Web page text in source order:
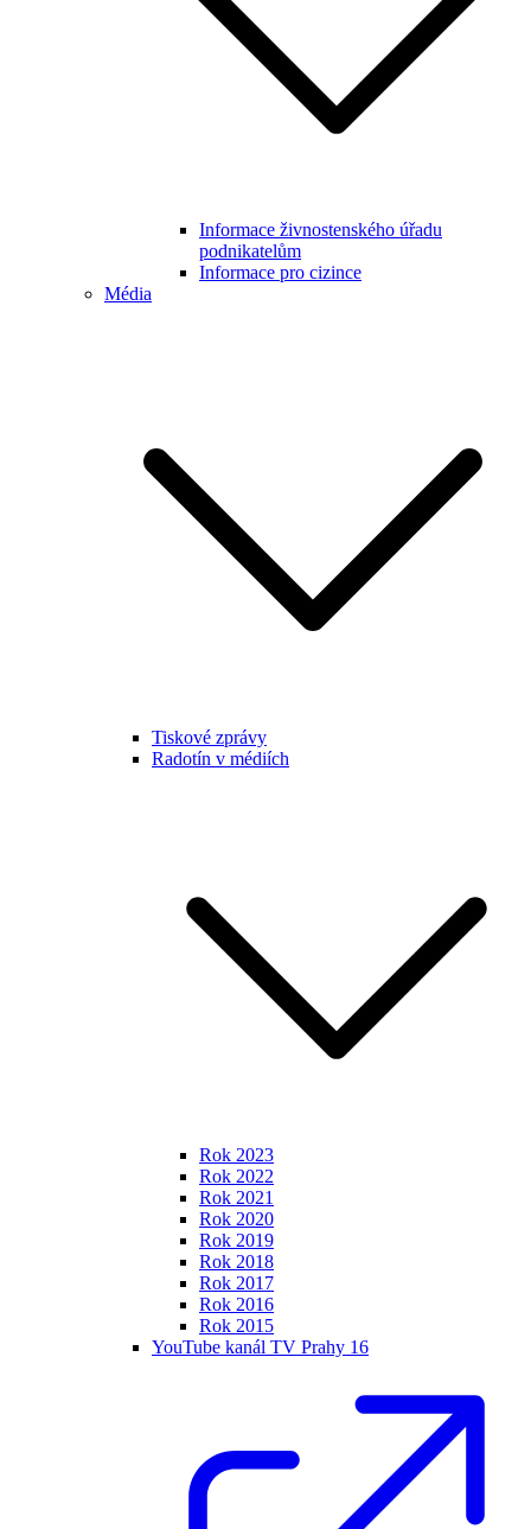
Informace živnostenského úřadu
podnikatelům
Informace pro cizince
Média
Tiskové zprávy
Radotín v médiích
Rok 2023
Rok 2022
Rok 2021
Rok 2020
Rok 2019
Rok 2018
Rok 2017
Rok 2016
Rok 2015
YouTube kanál TV Prahy 16